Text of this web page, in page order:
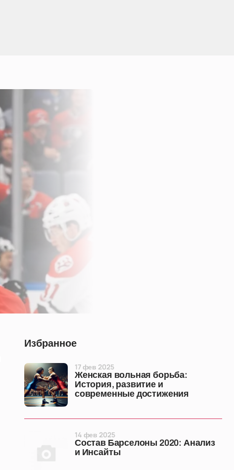
Избранное
Женская вольная борьба:
История, развитие и
современные достижения
17 фев 2025
Состав Барселоны 2020: Анализ
и Инсайты
14 фев 2025